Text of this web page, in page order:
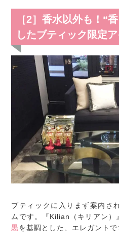
［2］香水以外も！“
したブティック限定
ブティックに入りまず案内さ
ムです。『Kilian（キリアン）
黒を基調とした、エレガントで